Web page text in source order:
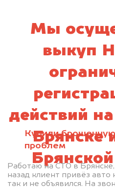
Купили
проблем
Работаю на СТО в
назад клиент привёз авто
так и не объявился. На
Мы
выкуп
действий
Брянске